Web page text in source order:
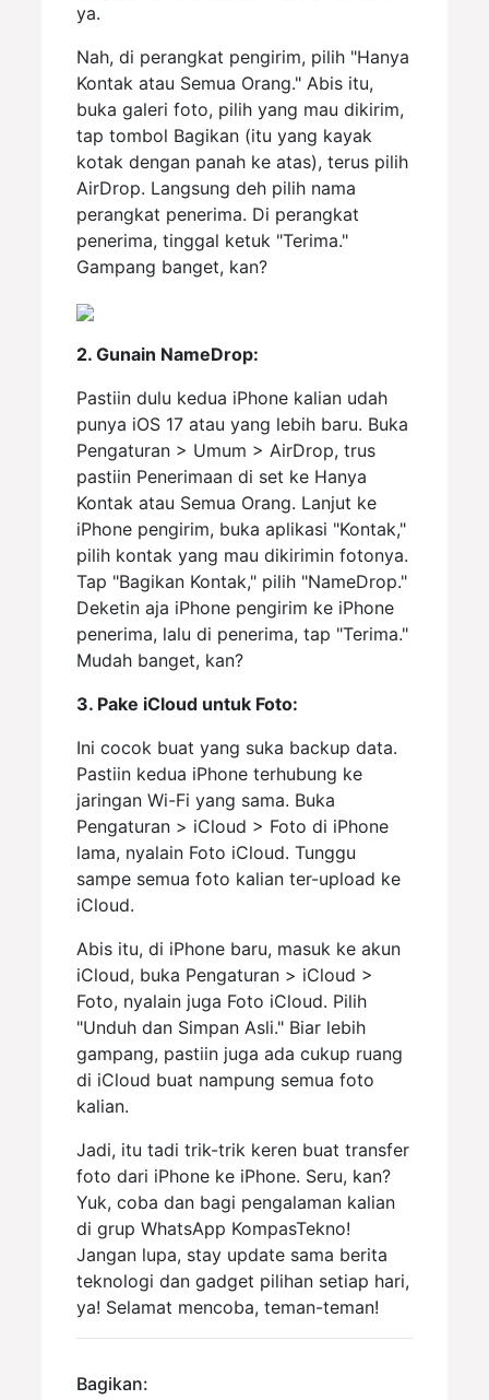
ya.
Nah, di perangkat pengirim, pilih "Hanya
Kontak atau Semua Orang." Abis itu,
buka galeri foto, pilih yang mau dikirim,
tap tombol Bagikan (itu yang kayak
kotak dengan panah ke atas), terus pilih
AirDrop. Langsung deh pilih nama
perangkat penerima. Di perangkat
penerima, tinggal ketuk "Terima."
Gampang banget, kan?
2. Gunain NameDrop:
Pastiin dulu kedua iPhone kalian udah
punya iOS 17 atau yang lebih baru. Buka
Pengaturan > Umum > AirDrop, trus
pastiin Penerimaan di set ke Hanya
Kontak atau Semua Orang. Lanjut ke
iPhone pengirim, buka aplikasi "Kontak,"
pilih kontak yang mau dikirimin fotonya.
Tap "Bagikan Kontak," pilih "NameDrop."
Deketin aja iPhone pengirim ke iPhone
penerima, lalu di penerima, tap "Terima."
Mudah banget, kan?
3. Pake iCloud untuk Foto:
Ini cocok buat yang suka backup data.
Pastiin kedua iPhone terhubung ke
jaringan Wi-Fi yang sama. Buka
Pengaturan > iCloud > Foto di iPhone
lama, nyalain Foto iCloud. Tunggu
sampe semua foto kalian ter-upload ke
iCloud.
Abis itu, di iPhone baru, masuk ke akun
iCloud, buka Pengaturan > iCloud >
Foto, nyalain juga Foto iCloud. Pilih
"Unduh dan Simpan Asli." Biar lebih
gampang, pastiin juga ada cukup ruang
di iCloud buat nampung semua foto
kalian.
Jadi, itu tadi trik-trik keren buat transfer
foto dari iPhone ke iPhone. Seru, kan?
Yuk, coba dan bagi pengalaman kalian
di grup WhatsApp KompasTekno!
Jangan lupa, stay update sama berita
teknologi dan gadget pilihan setiap hari,
ya! Selamat mencoba, teman-teman!
Bagikan: